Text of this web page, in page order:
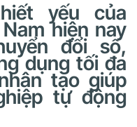
yếu của
hiện nay
đổi số,
dụng tối đa
tạo giúp
tự động